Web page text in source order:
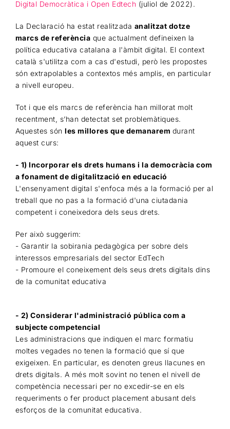
Digital Democràtica i Open Edtech (juliol de 2022).
La Declaració ha estat realitzada analitzat dotze
marcs de referència que actualment defineixen la
política educativa catalana a l'àmbit digital. El context
català s'utilitza com a cas d'estudi, però les propostes
són extrapolables a contextos més amplis, en particular
a nivell europeu.
Tot i que els marcs de referència han millorat molt
recentment, s’han detectat set problemàtiques.
Aquestes sónles millores que demanarem durant
aquest curs:
- 1) Incorporar els drets humans i la democràcia com
a fonament de digitalització en educació
L'ensenyament digital s'enfoca més a la formació per al
treball que no pas a la formació d'una ciutadania
competent i coneixedora dels seus drets.
Per això suggerim:
- Garantir la sobirania pedagògica per sobre dels
interessos empresarials del sector EdTech
- Promoure el coneixement dels seus drets digitals dins
de la comunitat educativa
- 2) Considerar l'administració pública com a
subjecte competencial
Les administracions que indiquen el marc formatiu
moltes vegades no tenen la formació que sí que
exigeixen. En particular, es denoten greus llacunes en
drets digitals. A més molt sovint no tenen el nivell de
competència necessari per no excedir-se en els
requeriments o fer product placement abusant dels
esforços de la comunitat educativa.